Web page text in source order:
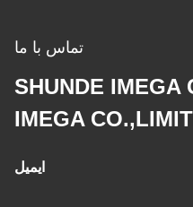
تماس با ما
SHUNDE IMEGA
IMEGA
ایمیل